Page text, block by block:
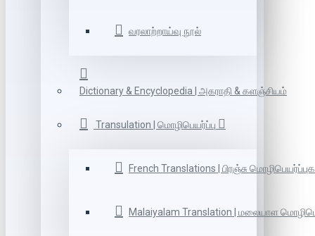
வரலாற்றாய்வு நூல்
Dictionary & Encyclopedia | அகராதி & களஞ்சியம்
Transulation | மொழிபெயர்ப்பு
French Translations | பிரஞ்சு
Malaiyalam Translation | மலையாள